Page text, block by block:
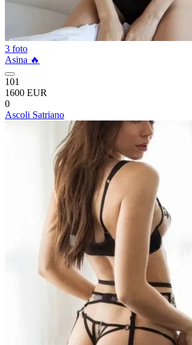
3 foto
Asina 🔥
101
1600 EUR
0
Ascoli Satriano